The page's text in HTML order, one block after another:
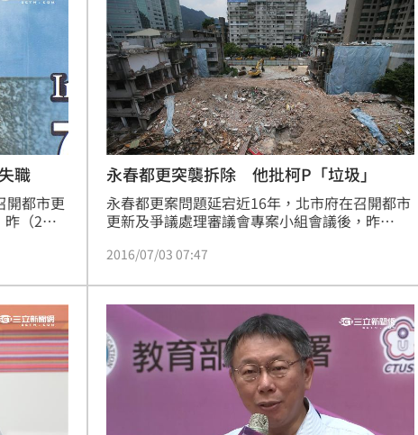
神曲1年！ 15:26
超「爸」氣 12:00
逐漸成形 12:00
9/12登場！
足球熱潮 10:00
食！ 18:15
職
開都市更
昨（2）
南大地
」。
永春都更突襲拆除 他批柯P「垃圾」
永春都更案問題延宕近16年，北市府在召開都市
更新及爭議處理審議會專案小組會議後，昨
除，引發社會議論。對此，綠色公民行動聯盟副
圾」。
2016/07/03 07:47